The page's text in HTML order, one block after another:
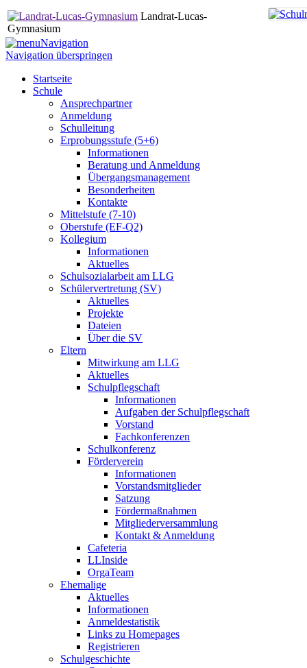
Landrat-Lucas-
Gymnasium
Navigation
Navigation überspringen
Startseite
Schule
Ansprechpartner
Anmeldung
Schulleitung
Erprobungsstufe (5+6)
Informationen
Beratung und Anmeldung
Übergangsmanagement
Besonderheiten
Kontakte
Mittelstufe (7-10)
Oberstufe (EF-Q2)
Kollegium
Informationen
Aktuelles
Schulsozialarbeit am LLG
Schülervertretung (SV)
Aktuelles
Projekte
Dateien
Über die SV
Eltern
Mitwirkung am LLG
Aktuelles
Schulpflegschaft
Informationen
Aufgaben der Schulpflegschaft
Vorstand
Fachkonferenzen
Schulkonferenz
Förderverein
Informationen
Vorstandsmitglieder
Satzung
Fördermaßnahmen
Mitgliederversammlung
Kontakt & Anmeldung
Cafeteria
LLInside
OrgaTeam
Ehemalige
Aktuelles
Informationen
Anmeldestatistik
Links zu Homepages
Registrieren
Schulgeschichte